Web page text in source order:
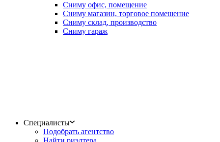
Сниму офис, помещение
Сниму магазин, торговое помещение
Сниму склад, производство
Сниму гараж
Специалисты
Подобрать агентство
Найти риэлтера